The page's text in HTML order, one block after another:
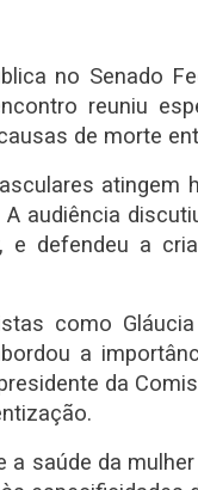
no Senado
reuniu
de morte
atingem
audiência
defendeu a
como
a
da
saúde da